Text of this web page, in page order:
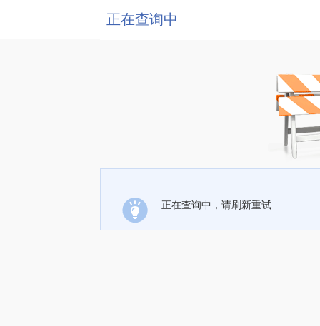
正在查询中
正在查询中，请刷新重试